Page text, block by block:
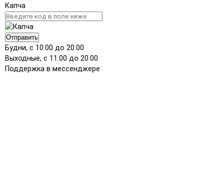
Капча
Отправить
Будни, с 10.00 до 20.00
Выходные, с 11.00 до 20.00
Поддержка в мессенджере